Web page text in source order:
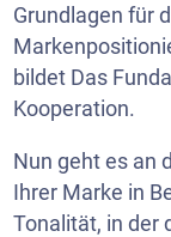
Grundlagen für
bildet Das
Kooperation.
Nun geht es an
Ihrer Marke in
Tonalität, in der